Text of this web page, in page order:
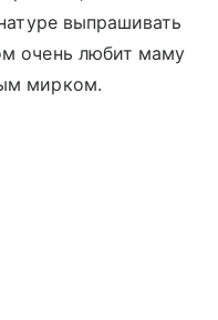
выпрашивать
очень любит маму
мирком.